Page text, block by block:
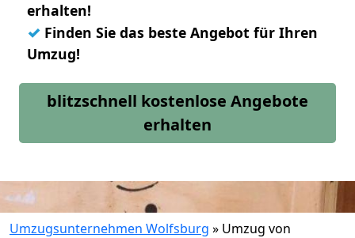
erhalten!
✓ Finden Sie das beste Angebot für Ihren
Umzug!
blitzschnell kostenlose Angebote
erhalten
Umzugsunternehmen Wolfsburg » Umzug von